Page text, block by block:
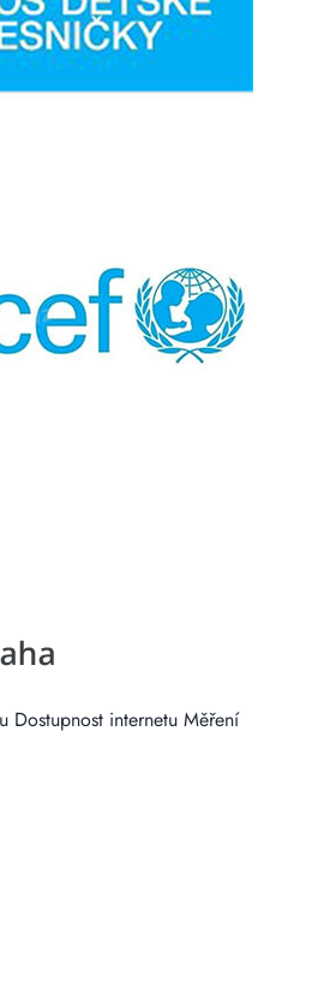
Dostupnost internetu Měření